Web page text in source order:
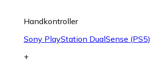
Handkontroller
Sony PlayStation DualSense (PS5)
+